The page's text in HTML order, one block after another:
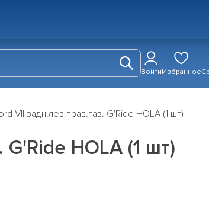
ВойтиИзбранное
VII задн.лев.прав.газ. G'Ride HOLA (1 шт)
HOLA (1 шт)